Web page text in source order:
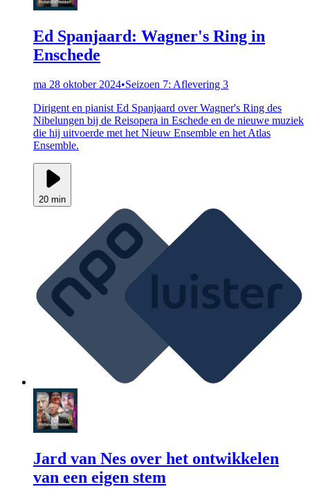
Ed Spanjaard: Wagner's Ring in
Enschede
ma 28 oktober 2024•Seizoen 7: Aflevering 3
Dirigent en pianist Ed Spanjaard over Wagner's Ring des
Nibelungen bij de Reisopera in Eschede en de nieuwe muziek
die hij uitvoerde met het Nieuw Ensemble en het Atlas
Ensemble.
20 min
Jard van Nes over het ontwikkelen
van een eigen stem